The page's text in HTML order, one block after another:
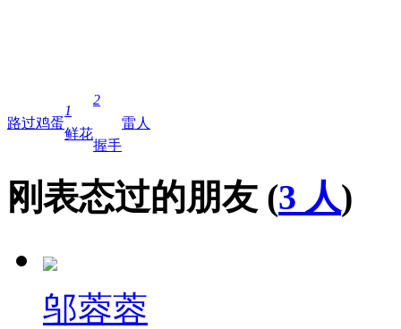
路过鸡蛋
1
鲜花
2
握手
雷人
刚表态过的朋友 (3 人)
邬蓉蓉